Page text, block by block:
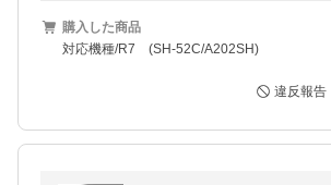
購入した商品
対応機種/R7 (SH-52C/A202SH)
違反報告